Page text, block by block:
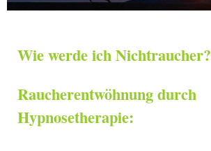
Wie werde ich Nichtraucher?
Raucherentwöhnung durch
Hypnosetherapie: